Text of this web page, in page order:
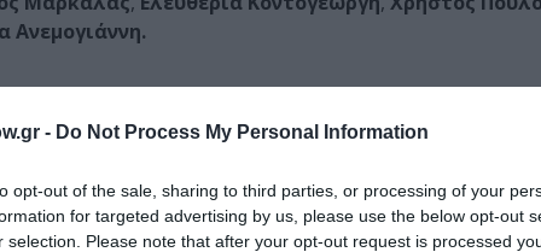
- Do Not Process My Personal Information
opt-out of the sale, sharing to third parties, or processing of your
for targeted advertising by us, please use the below opt-out
selection. Please note that after your opt-out request is processed
Ανεμογιάννη.
οΆκης Δήμου, έδωσε συνοπτικά, αλλά με ισορροπία, τα
ήταν τα κοστούμια της παράστασης (
και του μυθιστορήματος. Καλά ήταν επίσης τα
φορτισμένοι φωτισμοί ( Νίκος